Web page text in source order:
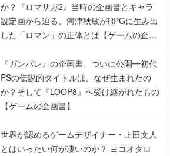
か？『ロマサガ2』当時の企画書とキャラ
設定画から迫る、河津秋敏がRPGに生み出
した「ロマン」の正体とは【ゲームの企画
書】
『ガンパレ』の企画書、ついに公開━初代
PSの伝説的タイトルは、なぜ生まれたの
か？そして『LOOP8』へ受け継がれたもの
【ゲームの企画書】
世界が認めるゲームデザイナー・上田文人
とはいったい何が凄いのか？ ヨコオタロ